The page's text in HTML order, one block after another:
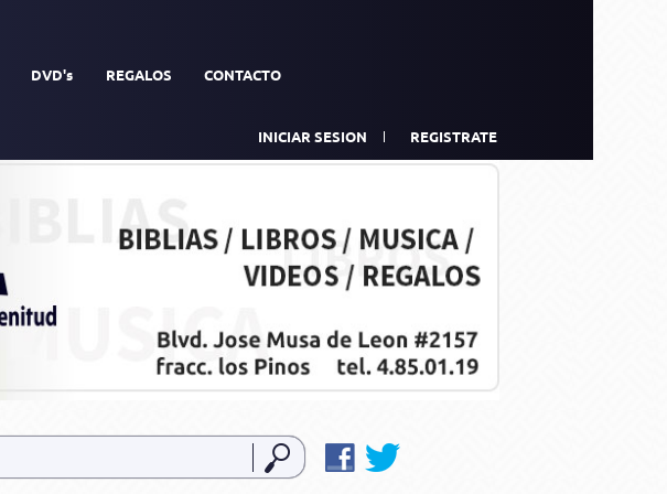
DVD's REGALOS CONTACTO
INICIAR SESION REGISTRATE